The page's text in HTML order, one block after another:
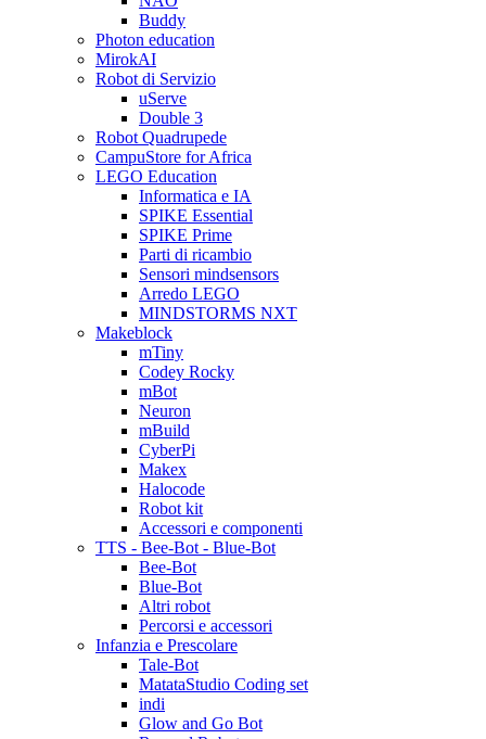
Buddy
Photon education
MirokAI
Robot di Servizio
uServe
Double 3
Robot Quadrupede
CampuStore for Africa
LEGO Education
Informatica e IA
SPIKE Essential
SPIKE Prime
Parti di ricambio
Sensori mindsensors
Arredo LEGO
MINDSTORMS NXT
Makeblock
mTiny
Codey Rocky
mBot
Neuron
mBuild
CyberPi
Makex
Halocode
Robot kit
Accessori e componenti
TTS - Bee-Bot - Blue-Bot
Bee-Bot
Blue-Bot
Altri robot
Percorsi e accessori
Infanzia e Prescolare
Tale-Bot
MatataStudio Coding set
indi
Glow and Go Bot